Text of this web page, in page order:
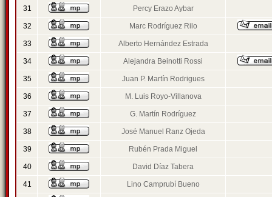
31 Percy Erazo Aybar
32 Marc Rodríguez Rilo
33 Alberto Hernández Estrada
34 Alejandra Beinotti Rossi
35 Juan P. Martín Rodrigues
36 M. Luis Royo-Villanova
37 G. Martín Rodríguez
38 José Manuel Ranz Ojeda
39 Rubén Prada Miguel
40 David Díaz Tabera
41 Lino Camprubí Bueno